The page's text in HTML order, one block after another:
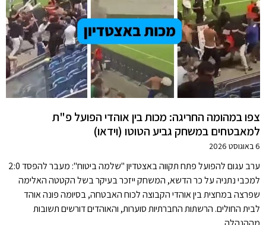
צפו במהומה החריגה: מכות בין אוהדי הפועל פ"ת
למאבטחים במשחק גביע הטוטו (וידאו)
6 באוגוסט 2026
ערב עגום להפועל פתח תקווה באצטדיון "שלמה ביטוח": מעבר להפסד 2:0
למכבי נתניה על כר הדשא, המשחק ייזכר בעיקר בשל הקטטה האלימה
שפרצה במחצית בין אוהדי הקבוצה לכוח האבטחה, בסיומה פונה אוהד
לבית החולים. הרשתות החברתיות סוערות, והאוהדים דורשים תשובות